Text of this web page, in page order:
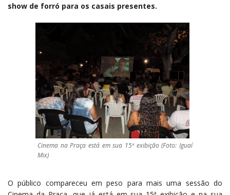
show de forró para os casais presentes.
Cinema na Praça está em sua 15ª exibição (Foto: Iguaí
Mix)
O público compareceu em peso para mais uma sessão do